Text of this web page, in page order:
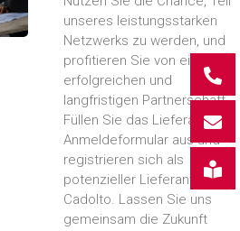
unseres leistungsstarken
Netzwerks zu werden, und
profitieren Sie von einer
erfolgreichen und
langfristigen Partnerschaft.
Füllen Sie das Lieferanten-
Anmeldeformular aus und
registrieren sich als
potenzieller Lieferant bei
Cadolto. Lassen Sie uns
gemeinsam die Zukunft